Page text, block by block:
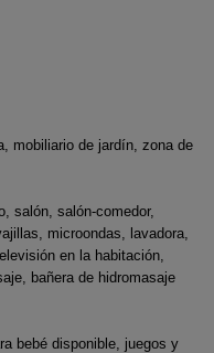
mobiliario de jardín, zona de
salón, salón-comedor,
microondas, lavadora,
en la habitación,
bañera de hidromasaje
bebé disponible, juegos y